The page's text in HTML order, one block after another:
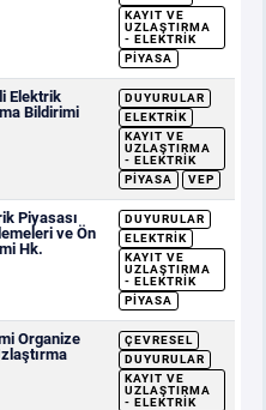
KAYIT VE
UZLAŞTIRMA
- ELEKTRIK
PIYASA
Elektrik
Bildirimi
DUYURULAR
ELEKTRIK
KAYIT VE
UZLAŞTIRMA
- ELEKTRIK
PIYASA
VEP
Piyasası
ve Ön
Hk.
DUYURULAR
ELEKTRIK
KAYIT VE
UZLAŞTIRMA
- ELEKTRIK
PIYASA
Organize
ÇEVRESEL
DUYURULAR
KAYIT VE
UZLAŞTIRMA
- ELEKTRIK